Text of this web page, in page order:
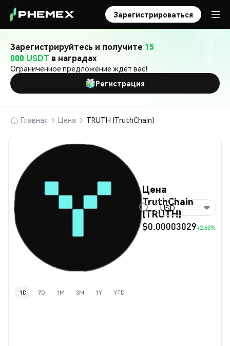
Зарегистрироваться
Зарегистрируйтесь и получите 15
000 USDT в наградах
Ограниченное предложение ждёт вас!
Регистрация
Главная Цена TRUTH (TruthChain)
Цена
TruthChain
(TRUTH)
$0.00003029+2.60%
USD
1D 7D 1M 3M 1Y YTD